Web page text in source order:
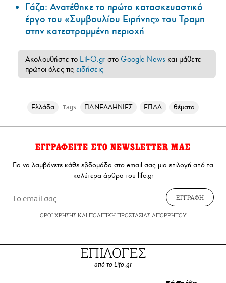
Γάζα: Ανατέθηκε το πρώτο κατασκευαστικό
έργο του «Συμβουλίου Ειρήνης» του Τραμπ
στην κατεστραμμένη περιοχή
Ακολουθήστε το LiFO.gr στοGoogle News και μάθετε
πρώτοι όλες τις ειδήσεις
Ελλάδα Tags ΠΑΝΕΛΛΗΝΙΕΣ ΕΠΑΛ θέματα
ΕΓΓΡΑΦΕΙΤΕ ΣΤΟ NEWSLETTER ΜΑΣ
Για να λαμβάνετε κάθε εβδομάδα στο email σας μια επιλογή από τα
καλύτερα άρθρα του lifo.gr
ΕΓΓΡΑΦΗ
ΟΡΟΙ ΧΡΗΣΗΣΚΑΙ ΠΟΛΙΤΙΚΗ ΠΡΟΣΤΑΣΙΑΣ ΑΠΟΡΡΗΤΟΥ
ΕΠΙΛΟΓΕΣ
από το Lifo.gr